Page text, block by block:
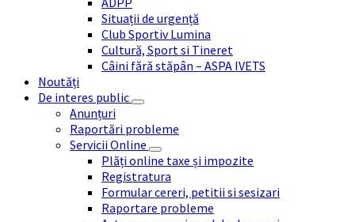
Situații de urgență
Club Sportiv Lumina
Cultură, Sport si Tineret
Câini fără stăpân – ASPA IVETS
Noutăți
De interes public
Anunțuri
Raportări probleme
Servicii Online
Plăți online taxe și impozite
Registratura
Formular cereri, petitii si sesizari
Raportare probleme